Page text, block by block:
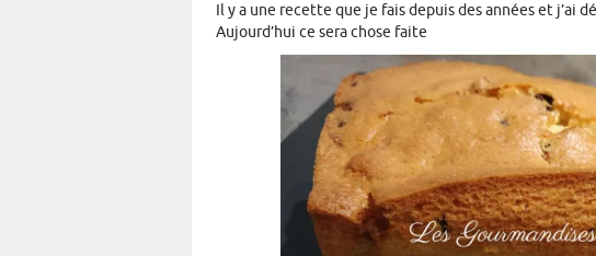
Il y a une recette que je fais depuis des années et j’ai
Aujourd’hui ce sera chose faite